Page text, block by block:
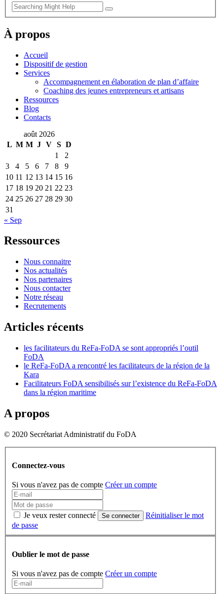
À propos
Accueil
Dispositif de gestion
Services
Accompagnement en élaboration de plan d’affaire
Coaching des jeunes entrepreneurs et artisans
Ressources
Blog
Contacts
août 2026
L M M J V S D
1
2
3
4 5 6 7 8
9
10 11 12 13 14 15 16
17 18 19 20 21 22 23
24 25 26 27 28 29 30
31
« Sep
Ressources
Nous connaitre
Nos actualités
Nos partenaires
Nous contacter
Notre réseau
Recrutements
Articles récents
les facilitateurs du ReFa-FoDA se sont appropriés l’outil
FoDA
le ReFa-FoDA a rencontré les facilitateurs de la région de la
Kara
Facilitateurs FoDA sensibilisés sur l’existence du ReFa-FoDA
dans la région maritime
A propos
© 2020 Secrétariat Administratif du FoDA
Connectez-vous
Si vous n'avez pas de compte Créer un compte
Je veux rester connecté Se connecter
Réinitialiser le mot
de passe
Oublier le mot de passe
Si vous n'avez pas de compte Créer un compte